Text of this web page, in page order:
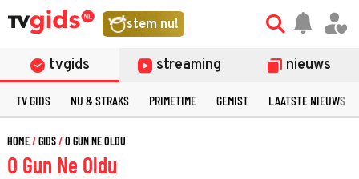
stem nu!
tvgids streaming nieuws
TV GIDS NU & STRAKS PRIMETIME GEMIST LAATSTE NIEUWS
HOME GIDS O GUN NE OLDU
O Gun Ne Oldu